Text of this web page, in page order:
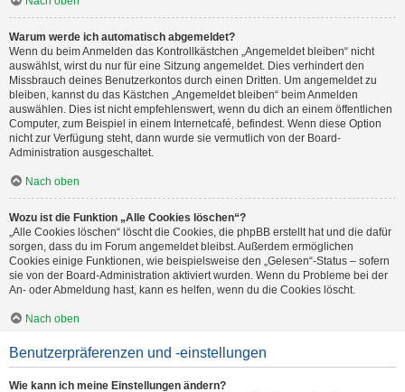
Warum werde ich automatisch abgemeldet?
Wenn du beim Anmelden das Kontrollkästchen „Angemeldet bleiben“ nicht
auswählst, wirst du nur für eine Sitzung angemeldet. Dies verhindert den
Missbrauch deines Benutzerkontos durch einen Dritten. Um angemeldet zu
bleiben, kannst du das Kästchen „Angemeldet bleiben“ beim Anmelden
auswählen. Dies ist nicht empfehlenswert, wenn du dich an einem öffentlichen
Computer, zum Beispiel in einem Internetcafé, befindest. Wenn diese Option
nicht zur Verfügung steht, dann wurde sie vermutlich von der Board-
Administration ausgeschaltet.
Nach oben
Wozu ist die Funktion „Alle Cookies löschen“?
„Alle Cookies löschen“ löscht die Cookies, die phpBB erstellt hat und die dafür
sorgen, dass du im Forum angemeldet bleibst. Außerdem ermöglichen
Cookies einige Funktionen, wie beispielsweise den „Gelesen“-Status – sofern
sie von der Board-Administration aktiviert wurden. Wenn du Probleme bei der
An- oder Abmeldung hast, kann es helfen, wenn du die Cookies löscht.
Nach oben
Benutzerpräferenzen und -einstellungen
Wie kann ich meine Einstellungen ändern?